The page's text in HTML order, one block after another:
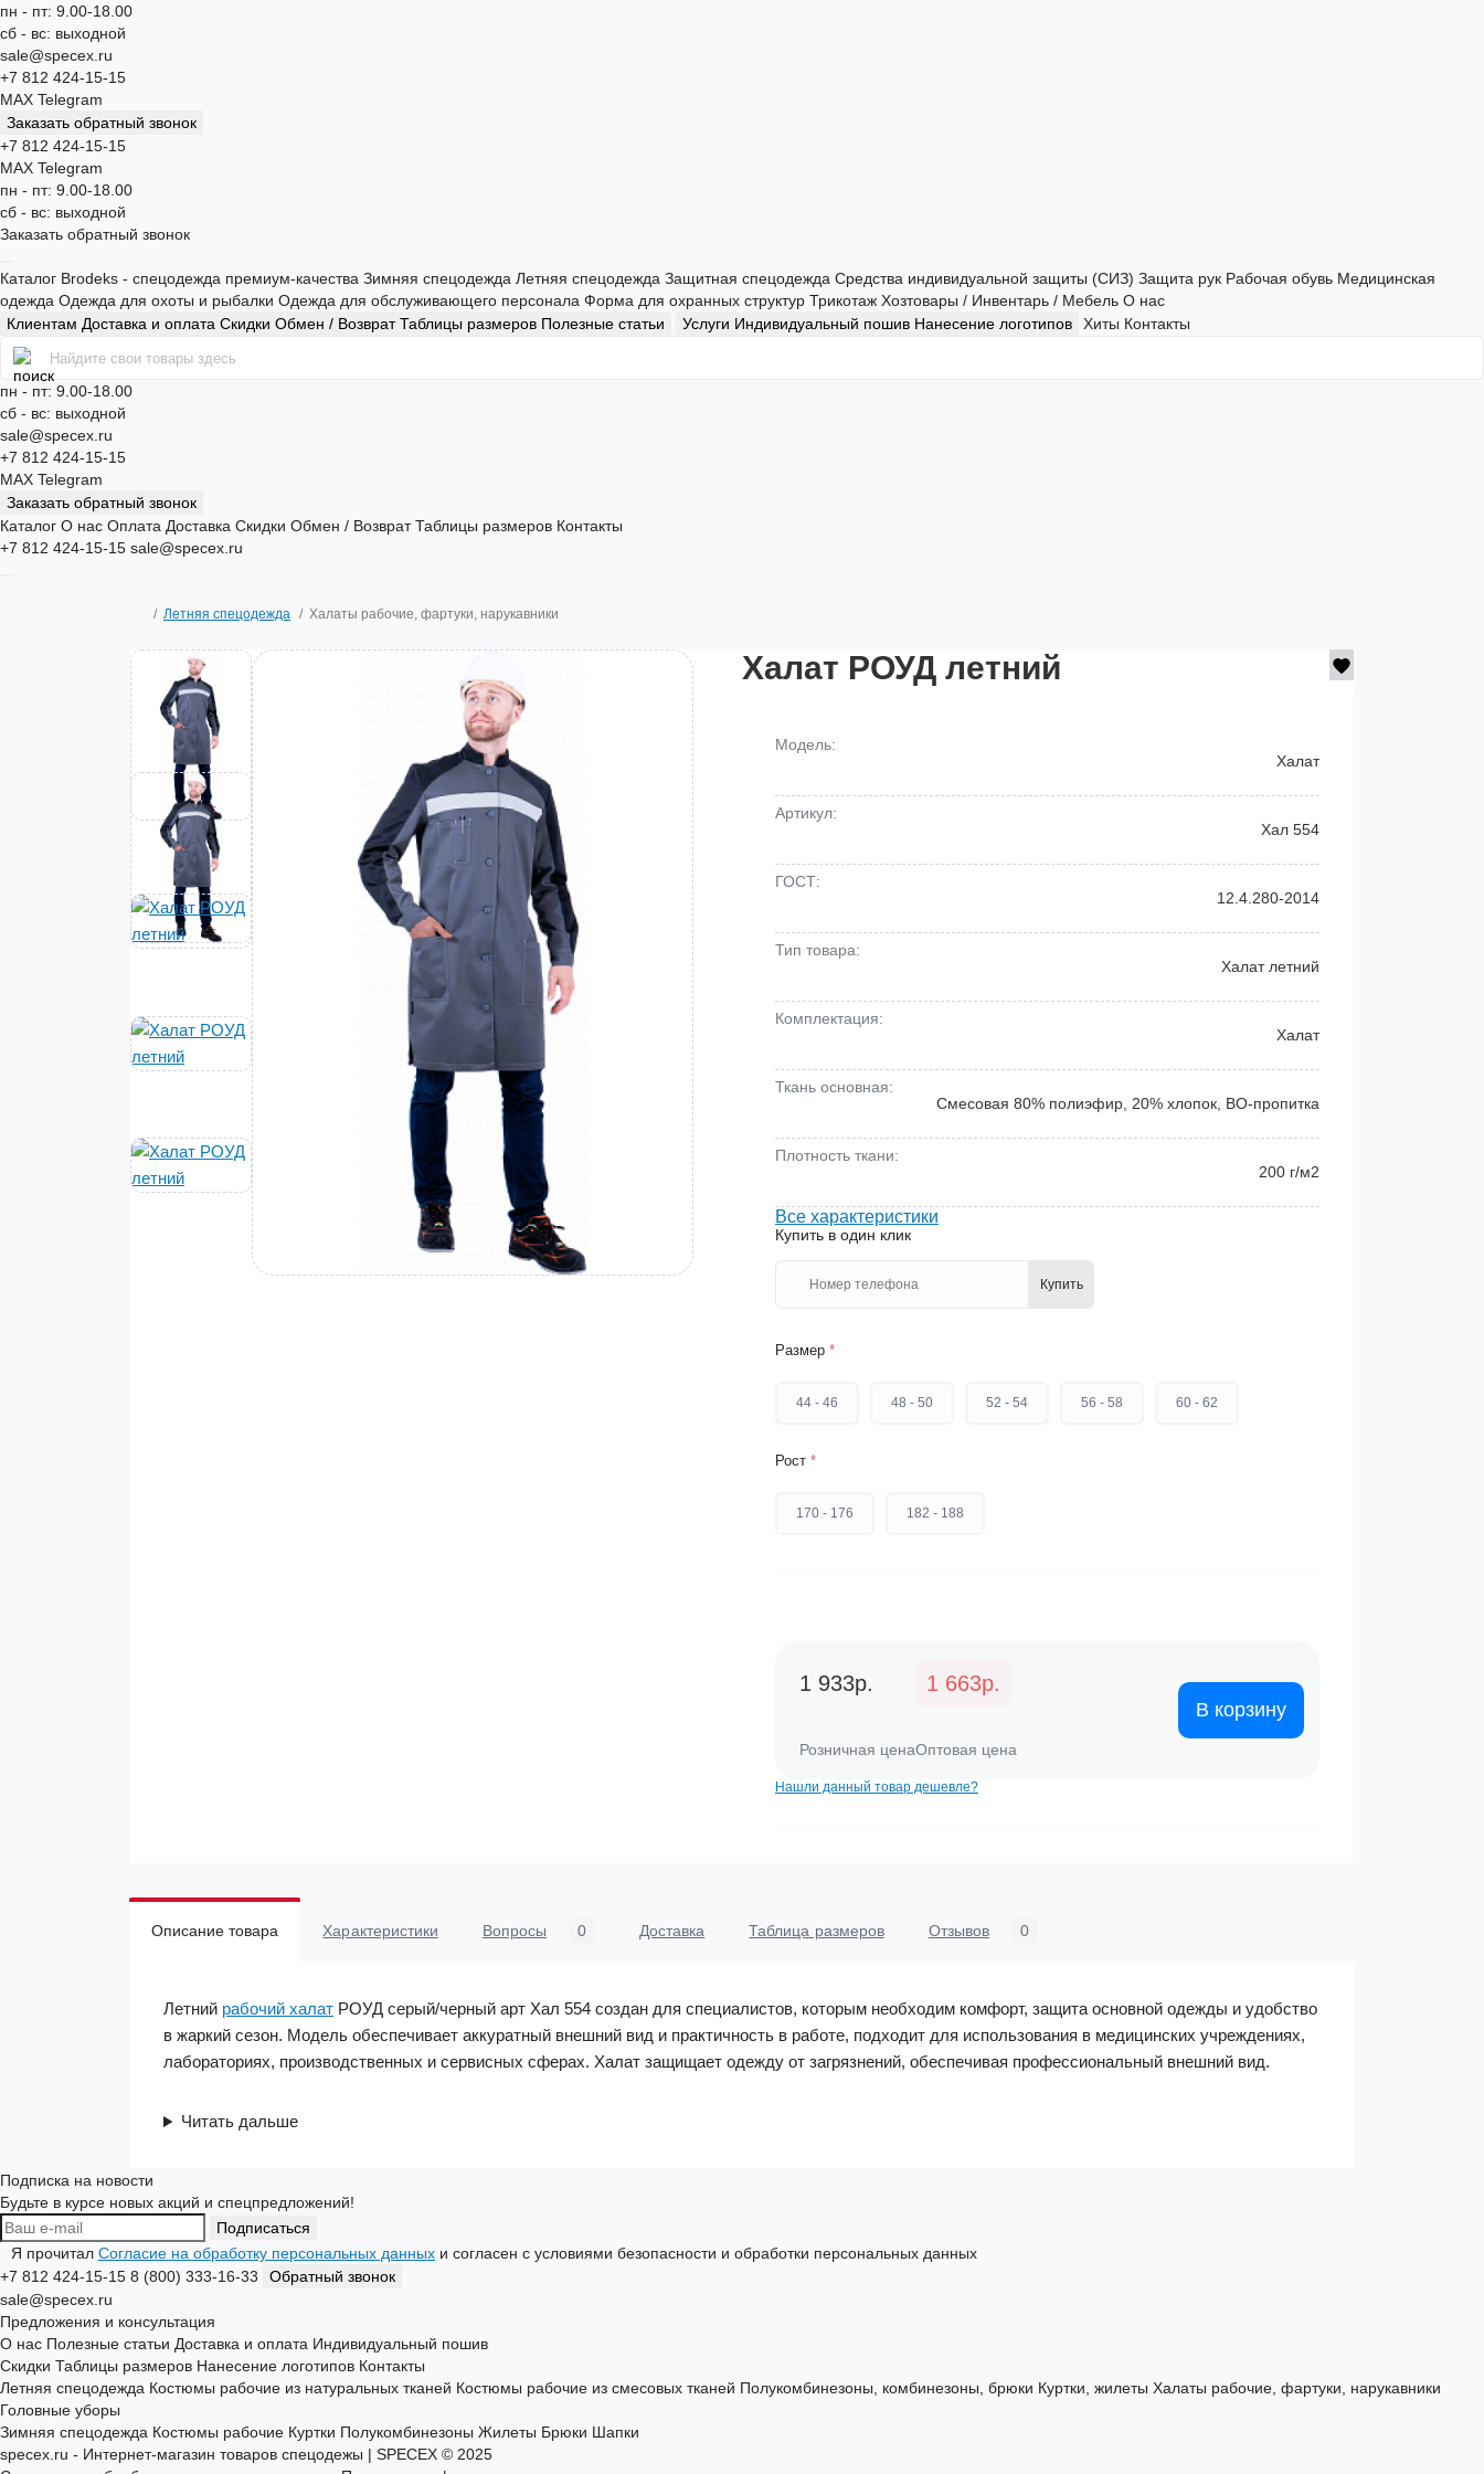
пн - пт: 9.00-18.00
сб - вс: выходной
sale@specex.ru
+7 812 424-15-15
MAX Telegram
Заказать обратный звонок
+7 812 424-15-15
MAX Telegram
пн - пт: 9.00-18.00
сб - вс: выходной
Заказать обратный звонок
Каталог Brodeks - спецодежда премиум-качества Зимняя спецодежда Летняя спецодежда Защитная спецодежда Средства индивидуальной защиты (СИЗ) Защита рук Рабочая обувь Медицинская
одежда Одежда для охоты и рыбалки Одежда для обслуживающего персонала Форма для охранных структур Трикотаж Хозтовары / Инвентарь / Мебель О нас
Клиентам Доставка и оплата Скидки Обмен / ВозвратТаблицы размеров Полезные статьи Услуги Индивидуальный пошив Нанесение логотипов Хиты Контакты
пн - пт: 9.00-18.00
сб - вс: выходной
sale@specex.ru
+7 812 424-15-15
MAX Telegram
Заказать обратный звонок
Каталог О нас Оплата Доставка Скидки Обмен / Возврат Таблицы размеров Контакты
+7 812 424-15-15 sale@specex.ru
Летняя спецодежда Халаты рабочие, фартуки, нарукавники
Халат РОУД летний
Модель:
Халат
Артикул:
Хал 554
ГОСТ:
12.4.280-2014
Тип товара:
Халат летний
Комплектация:
Халат
Ткань основная:
Смесовая 80% полиэфир, 20% хлопок, ВО-пропитка
Плотность ткани:
200 г/м2
Все характеристики
Купить в один клик
Купить
Размер *
44 - 46 48 - 50 52 - 54 56 - 58 60 - 62
Рост *
170 - 176 182 - 188
1 933р.
Розничная цена
1 663р.
Оптовая цена
В корзину
Нашли данный товар дешевле?
Описание товара Характеристики Вопросы 0 Доставка Таблица размеров Отзывов 0
Летний рабочий халат РОУД серый/черный арт Хал 554 создан для специалистов, которым необходим комфорт, защита основной одежды и удобство
в жаркий сезон. Модель обеспечивает аккуратный внешний вид и практичность в работе, подходит для использования в медицинских учреждениях,
лабораториях, производственных и сервисных сферах. Халат защищает одежду от загрязнений, обеспечивая профессиональный внешний вид.
Читать дальше
Подписка на новости
Будьте в курсе новых акций и спецпредложений!
Подписаться
Я прочитал Согласие на обработку персональных данных и согласен с условиями безопасности и обработки персональных данных
+7 812 424-15-15 8 (800) 333-16-33
Обратный звонок
sale@specex.ru
Предложения и консультация
О нас Полезные статьи Доставка и оплата Индивидуальный пошив
Скидки Таблицы размеров Нанесение логотипов Контакты
Летняя спецодежда Костюмы рабочие из натуральных тканей Костюмы рабочие из смесовых тканей Полукомбинезоны, комбинезоны, брюки Куртки, жилеты Халаты рабочие, фартуки, нарукавники
Головные уборы
Зимняя спецодежда Костюмы рабочие Куртки Полукомбинезоны Жилеты Брюки Шапки
specex.ru - Интернет-магазин товаров спецодежы | SPECEX © 2025